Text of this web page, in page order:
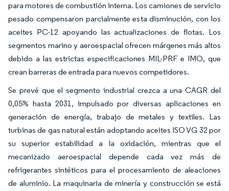
para motores de combustión interna. Los camiones de servicio
pesado compensaron parcialmente esta disminución, con los
aceites PC-12 apoyando las actualizaciones de flotas. Los
segmentos marino y aeroespacial ofrecen márgenes más altos
debido a las estrictas especificaciones MIL-PRF e IMO, que
crean barreras de entrada para nuevos competidores.
Se prevé que el segmento industrial crezca a una CAGR del
0,05% hasta 2031, impulsado por diversas aplicaciones en
generación de energía, trabajo de metales y textiles. Las
turbinas de gas natural están adoptando aceites ISO VG 32 por
su superior estabilidad a la oxidación, mientras que el
mecanizado aeroespacial depende cada vez más de
refrigerantes sintéticos para el procesamiento de aleaciones
de aluminio. La maquinaria de minería y construcción se está